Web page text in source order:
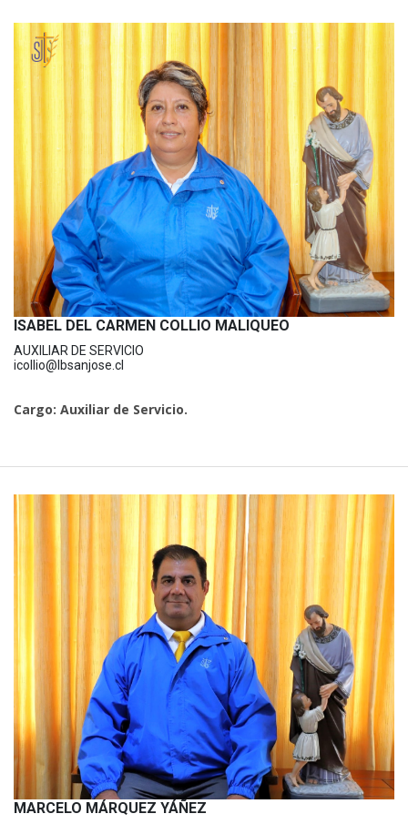
ISABEL DEL CARMEN COLLIO MALIQUEO
AUXILIAR DE SERVICIO
icollio@lbsanjose.cl
Cargo: Auxiliar de Servicio.
MARCELO MÁRQUEZ YÁÑEZ